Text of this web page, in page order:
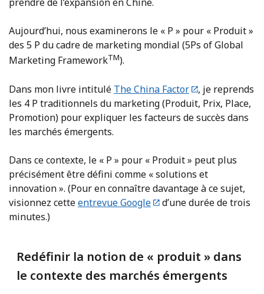
prendre de l’expansion en Chine.
Aujourd’hui, nous examinerons le « P » pour « Produit »
des 5 P du cadre de marketing mondial (5Ps of Global
Marketing FrameworkTM).
Dans mon livre intitulé The China Factor
, je reprends
les 4 P traditionnels du marketing (Produit, Prix, Place,
Promotion) pour expliquer les facteurs de succès dans
les marchés émergents.
Dans ce contexte, le « P » pour « Produit » peut plus
précisément être défini comme « solutions et
innovation ». (Pour en connaître davantage à ce sujet,
visionnez cetteentrevue Google
d’une durée de trois
minutes.)
Redéfinir la notion de « produit » dans
le contexte des marchés émergents